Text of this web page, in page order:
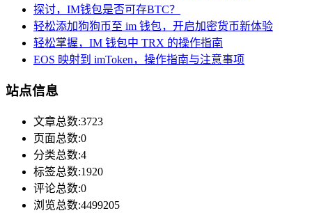
探讨，IM钱包是否可存BTC？
轻松添加狗狗币至 im 钱包，开启加密货币新体验
轻松掌握，IM 钱包中 TRX 的操作指南
EOS 映射到 imToken，操作指南与注意事项
站点信息
文章总数:3723
页面总数:0
分类总数:4
标签总数:1920
评论总数:0
浏览总数:4499205